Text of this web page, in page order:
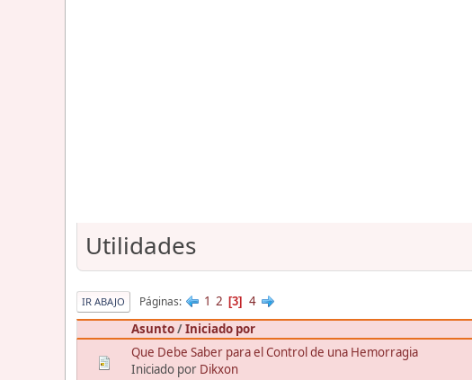
Utilidades
IR ABAJO Páginas 1 2 3
4
Asunto/Iniciado por
Que Debe Saber para el Control de una Hemorragia
Iniciado por Dikxon